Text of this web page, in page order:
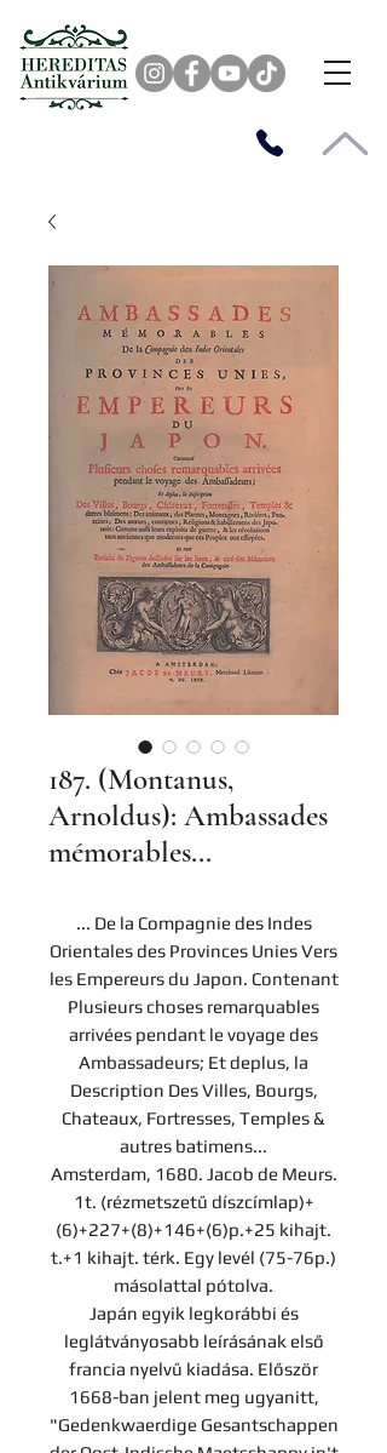
187. (Montanus,
Arnoldus): Ambassades
mémorables...
... De la Compagnie des Indes
Orientales des Provinces Unies Vers
les Empereurs du Japon. Contenant
Plusieurs choses remarquables
arrivées pendant le voyage des
Ambassadeurs; Et deplus, la
Description Des Villes, Bourgs,
Chateaux, Fortresses, Temples &
autres batimens...
Amsterdam, 1680. Jacob de Meurs.
1t. (rézmetszetű díszcímlap)+
(6)+227+(8)+146+(6)p.+25 kihajt.
t.+1 kihajt. térk. Egy levél (75-76p.)
másolattal pótolva.
Japán egyik legkorábbi és
leglátványosabb leírásának első
francia nyelvű kiadása. Először
1668-ban jelent meg ugyanitt,
"Gedenkwaerdige Gesantschappen